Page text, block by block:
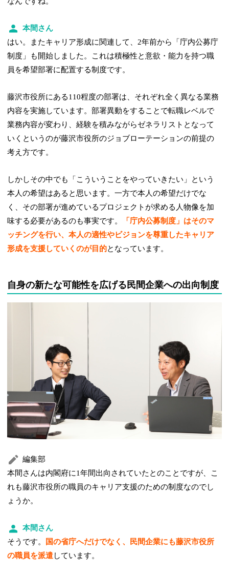
本間さん
はい。またキャリア形成に関連して、2年前から「庁内公募庁
制度」も開始しました。これは積極性と意欲・能力を持つ職
員を希望部署に配置する制度です。
藤沢市役所にある110程度の部署は、それぞれ全く異なる業務
内容を実施しています。部署異動をすることで転職レベルで
業務内容が変わり、経験を積みながらゼネラリストとなって
いくというのが藤沢市役所のジョブローテーションの前提の
考え方です。
しかしその中でも「こういうことをやっていきたい」という
本人の希望はあると思います。一方で本人の希望だけでな
く、その部署が進めているプロジェクトが求める人物像を加
味する必要があるのも事実です。
「庁内公募制度」はそのマ
ッチングを行い、本人の適性やビジョンを尊重したキャリア
形成を支援していくのが目的となっています。
自身の新たな可能性を広げる民間企業への出向制度
編集部
本間さんは内閣府に1年間出向されていたとのことですが、こ
れも藤沢市役所の職員のキャリア支援のための制度なのでし
ょうか。
本間さん
そうです。
国の省庁へだけでなく、民間企業にも藤沢市役所
の職員を派遣しています。